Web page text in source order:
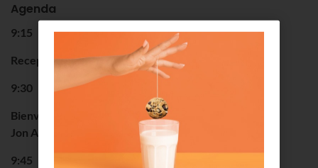
Agenda
9:15
Recepción de Asistentes
9:30
Bienvenida y presentación
Jon Ander de las Fuentes, Director de Euskaltel
9:45